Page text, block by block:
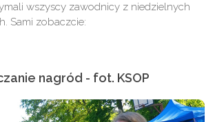
wszyscy zawodnicy z niedzielnych
Sami zobaczcie:
nagród - fot. KSOP